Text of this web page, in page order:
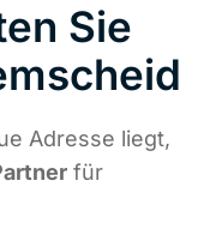
Sie
Adresse liegt,
für